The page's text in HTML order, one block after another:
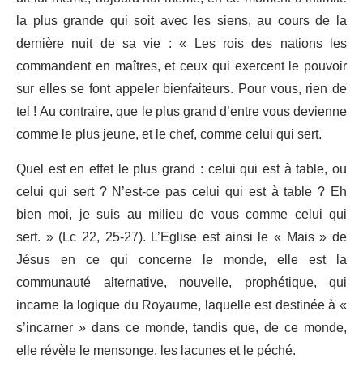
la plus grande qui soit avec les siens, au cours de la
dernière nuit de sa vie : « Les rois des nations les
commandent en maîtres, et ceux qui exercent le pouvoir
sur elles se font appeler bienfaiteurs. Pour vous, rien de
tel ! Au contraire, que le plus grand d’entre vous devienne
comme le plus jeune, et le chef, comme celui qui sert.
Quel est en effet le plus grand : celui qui est à table, ou
celui qui sert ? N’est-ce pas celui qui est à table ? Eh
bien moi, je suis au milieu de vous comme celui qui
sert. » (Lc 22, 25-27). L’Eglise est ainsi le « Mais » de
Jésus en ce qui concerne le monde, elle est la
communauté alternative, nouvelle, prophétique, qui
incarne la logique du Royaume, laquelle est destinée à «
s’incarner » dans ce monde, tandis que, de ce monde,
elle révèle le mensonge, les lacunes et le péché.